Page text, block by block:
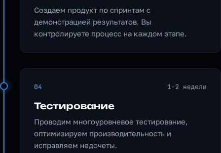
Создаем продукт по спринтам с
демонстрацией результатов. Вы
контролируете процесс на каждом этапе.
04 1-2 недели
Тестирование
Проводим многоуровневое тестирование,
оптимизируем производительность и
исправляем недочеты.